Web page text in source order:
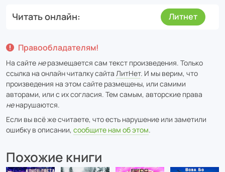
Читать онлайн Литнет
Правообладателям!
На сайте неразмещается сам текст произведения. Только
ссылка на онлайн читалку сайта ЛитНет. И мы верим, что
произведения на этом сайте размещены, или самими
авторами, или с их согласия. Тем самым, авторские права
ненарушаются.
Если вы всё же считаете, что есть нарушение или заметили
ошибку в описании, сообщите нам об этом.
Похожие книги